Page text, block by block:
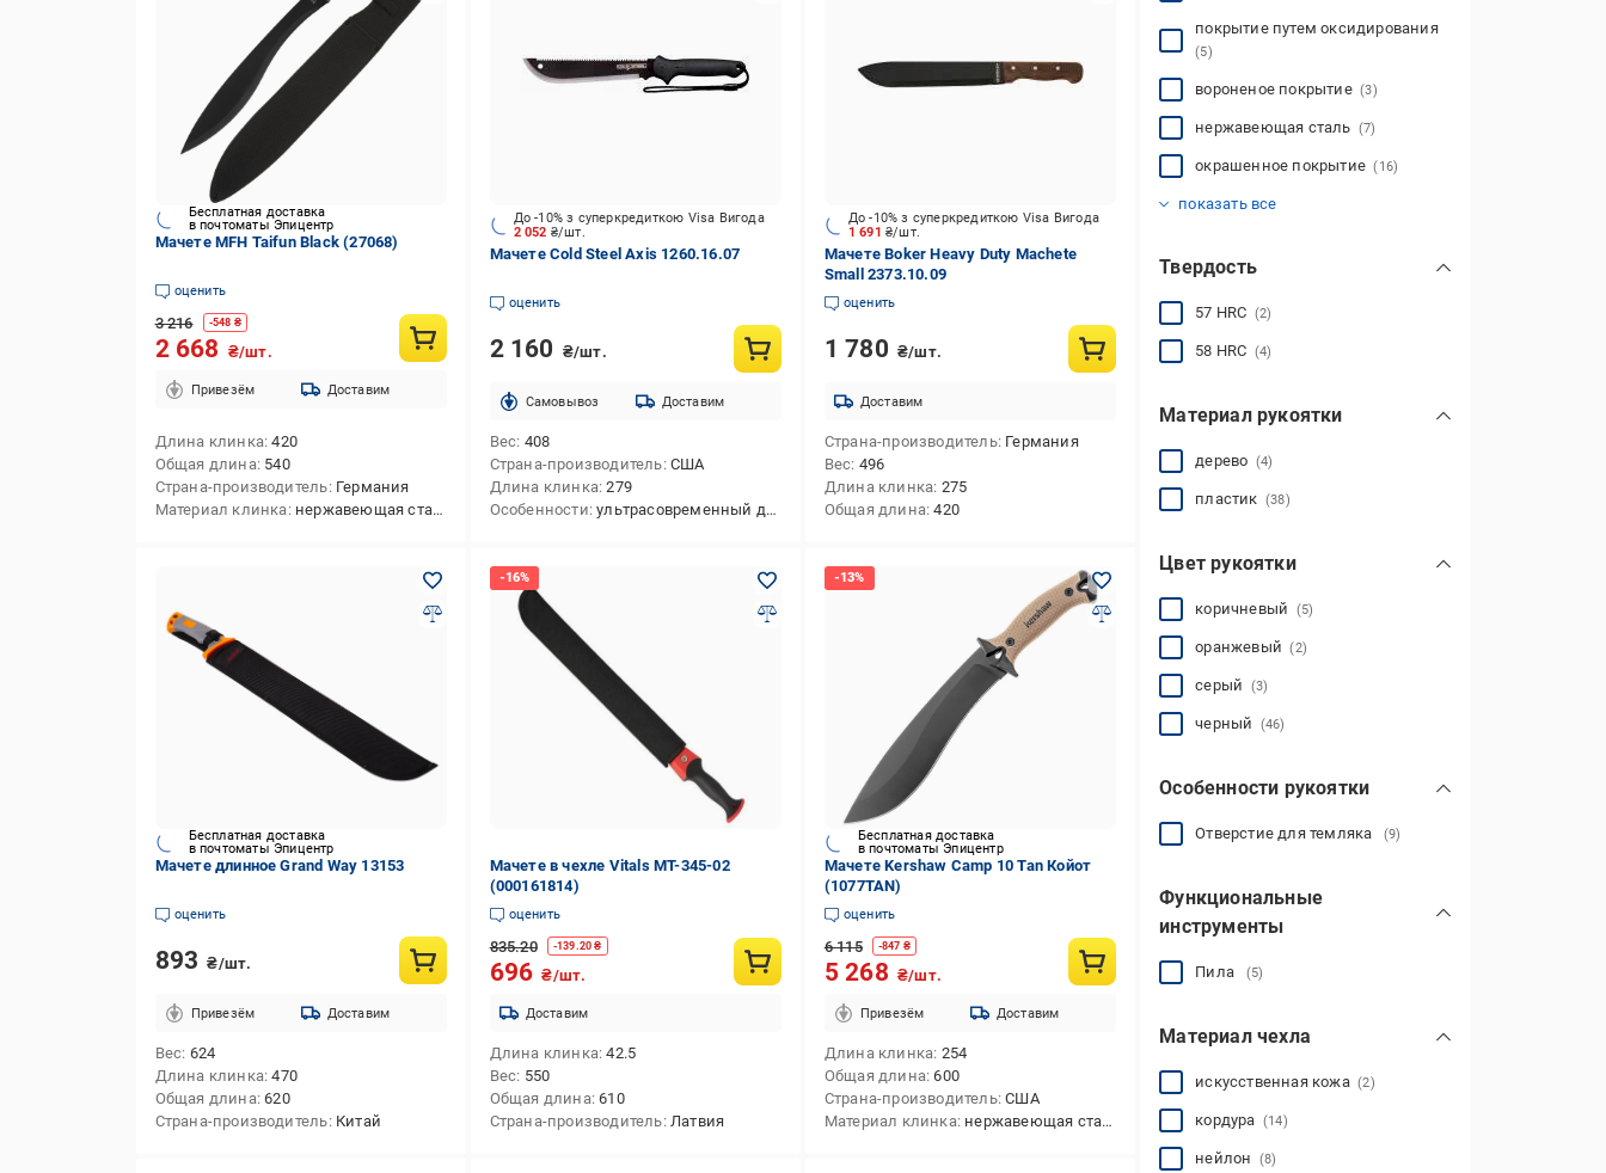
Бесплатная доставка
в почтоматы Эпицентр
Мачете MFH Taifun Black (27068)
оценить
3 216 -548 ₴
2 668 ₴/шт.
Привезём Доставим
Длина клинка 420
Общая длина 540
Страна-производитель Германия
Материал клинка нержавеющая сталь
2 052 ₴/шт.
До -10% з суперкредиткою Visa Вигода
Мачете Cold Steel Axis 1260.16.07
оценить
2 160 ₴/шт.
Cамовывоз Доставим
Вес 408
Страна-производитель США
Длина клинка 279
Особенности ультрасовременный дизайн
1 691 ₴/шт.
До -10% з суперкредиткою Visa Вигода
Мачете Boker Heavy Duty Machete
Small 2373.10.09
оценить
1 780 ₴/шт.
Доставим
Страна-производитель Германия
Вес 496
Длина клинка 275
Общая длина 420
Бесплатная доставка
в почтоматы Эпицентр
Мачете длинное Grand Way 13153
оценить
893 ₴/шт.
Привезём Доставим
Вес 624
Длина клинка 470
Общая длина 620
Страна-производитель Китай
Мачете в чехле Vitals MT-345-02
(000161814)
оценить
835.20 -139.20 ₴
696 ₴/шт.
Доставим
Длина клинка 42.5
Вес 550
Общая длина 610
Страна-производитель Латвия
Бесплатная доставка
в почтоматы Эпицентр
Мачете Kershaw Camp 10 Tan Койот
(1077TAN)
оценить
6 115 -847 ₴
5 268 ₴/шт.
Привезём Доставим
Длина клинка 254
Общая длина 600
Страна-производитель США
Материал клинка нержавеющая сталь
покрытие путем оксидирования
(5)
вороненое покрытие(3)
нержавеющая сталь (7)
окрашенное покрытие(16)
показать все
Твердость
57 HRC (2)
58 HRC (4)
Материал рукоятки
дерево (4)
пластик (38)
Цвет рукоятки
коричневый (5)
оранжевый(2)
серый (3)
черный (46)
Особенности рукоятки
Отверстие для темляка (9)
Функциональные
инструменты
Пила (5)
Материал чехла
искусственная кожа(2)
кордура (14)
нейлон (8)